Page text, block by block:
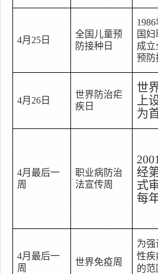
4月 25 日
全国儿童预
防接种日
1986
国
成
预防
4月 26 日
世界防治疟
疾日
世
上
为
4月最后一
周
职业病防治
法宣传周
2001
经
式
每
4月最后一
周
世界免疫周
为
性疾
的